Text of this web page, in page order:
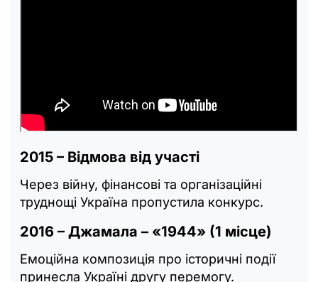
2015 – Відмова від участі
Через війну, фінансові та організаційні
труднощі Україна пропустила конкурс.
2016 – Джамала – «1944» (1 місце)
Емоційна композиція про історичні події
принесла Україні другу перемогу.